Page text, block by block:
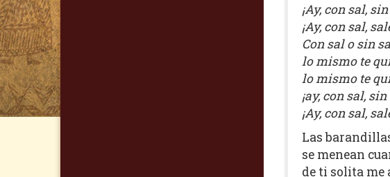
¡Ay, con sal,
¡Ay, con sal,
Con sal o sin
lo mismo te
lo mismo te
¡ay, con sal,
¡Ay, con sal,
Las
se menean
de ti solita me